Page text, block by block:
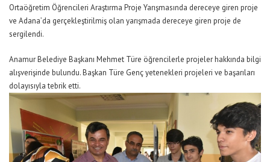
Ortaöğretim Öğrencileri Araştırma Proje Yarışmasında dereceye giren proje
ve Adana’da gerçekleştirilmiş olan yarışmada dereceye giren proje de
sergilendi.
Anamur Belediye Başkanı Mehmet Türe öğrencilerle projeler hakkında bilgi
alışverişinde bulundu. Başkan Türe Genç yetenekleri projeleri ve başarıları
dolayısıyla tebrik etti.